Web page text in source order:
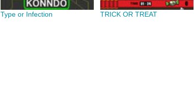
Type or Infection TRICK OR TREAT